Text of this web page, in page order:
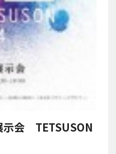
示会 TETSUSON